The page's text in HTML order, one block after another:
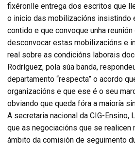
fixéronlle entrega dos escritos que
o inicio das mobilizacións insistindo
contido e que convoque unha
desconvocar estas mobilizacións e
real sobre as condicións laborais
Rodríguez, pola súa banda,
departamento “respecta” o acordo
organizacións e que ese é o seu
obviando que queda fóra a maioría
A secretaria nacional da CIG-Ensino,
que as negociacións que se realicen
ámbito da comisión de seguimento